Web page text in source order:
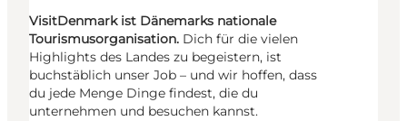
VisitDenmark ist Dänemarks nationale
Tourismusorganisation. Dich für die vielen
Highlights des Landes zu begeistern, ist
buchstäblich unser Job – und wir hoffen, dass
du jede Menge Dinge findest, die du
unternehmen und besuchen kannst.